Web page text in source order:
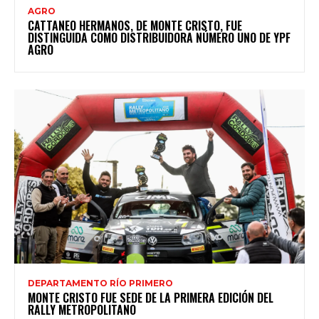
AGRO
CATTANEO HERMANOS, DE MONTE CRISTO, FUE
DISTINGUIDA COMO DISTRIBUIDORA NÚMERO UNO DE YPF
AGRO
DEPARTAMENTO RÍO PRIMERO
MONTE CRISTO FUE SEDE DE LA PRIMERA EDICIÓN DEL
RALLY METROPOLITANO